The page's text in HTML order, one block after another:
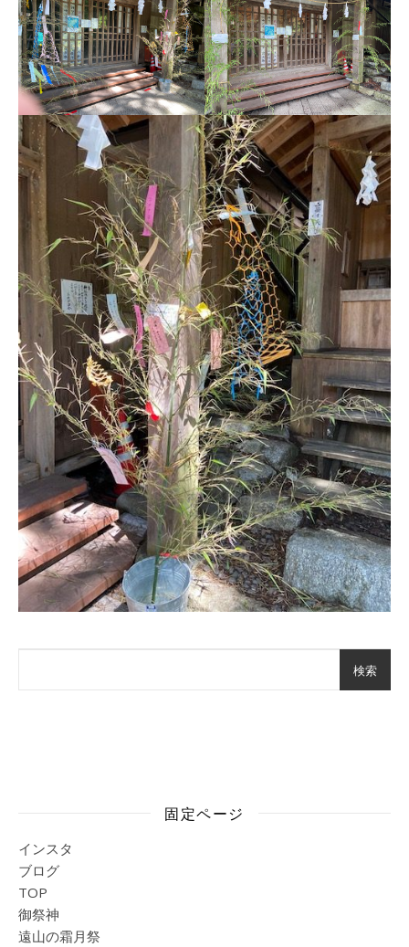
検索
固定ページ
インスタ
ブログ
TOP
御祭神
遠山の霜月祭